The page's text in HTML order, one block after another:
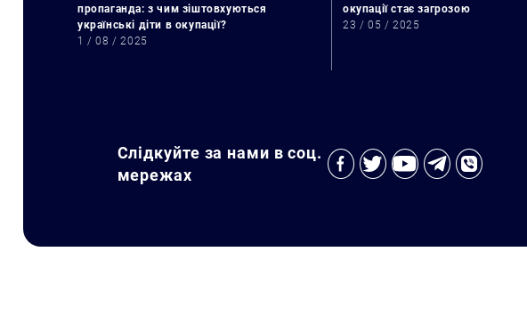
пропаганда: з чим зіштовхуються
українські діти в окупації?
1 / 08 / 2025
окупації стає загрозою
23 / 05 / 2025
Слідкуйте за нами в соц.
мережах